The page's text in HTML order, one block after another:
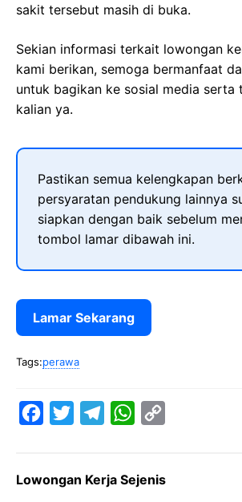
sakit tersebut masih di buka.
Sekian informasi terkait lowongan
kami berikan, semoga bermanfaat
untuk bagikan ke sosial media serta
kalian ya.
Pastikan semua kelengkapan
persyaratan pendukung lainnya
siapkan dengan baik sebelum
tombol lamar dibawah ini.
Lamar Sekarang
Tags:perawa
e
t
e
W
t
y
Lowongan Kerja Sejenis